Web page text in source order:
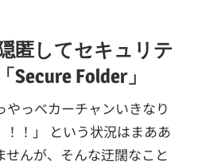
匿してセキュリテ
Folder」
っべカーチャンいきなり
！」 という状況はまああ
んが、そんな迂闊なこと